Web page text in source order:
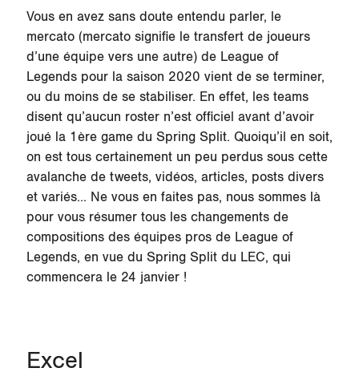
Vous en avez sans doute entendu parler, le
mercato (mercato signifie le transfert de joueurs
d’une équipe vers une autre) de League of
Legends pour la saison 2020 vient de se terminer,
ou du moins de se stabiliser. En effet, les teams
disent qu’aucun roster n’est officiel avant d’avoir
joué la 1ère game du Spring Split. Quoiqu’il en soit,
on est tous certainement un peu perdus sous cette
avalanche de tweets, vidéos, articles, posts divers
et variés... Ne vous en faites pas, nous sommes là
pour vous résumer tous les changements de
compositions des équipes pros de League of
Legends, en vue du Spring Split du LEC, qui
commencera le 24 janvier !
Excel